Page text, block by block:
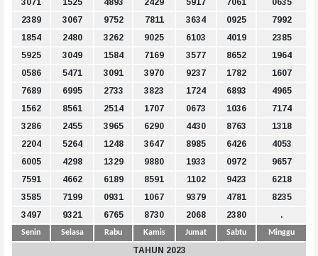
2389
3067 9752 7811 3634 0925
7992
1854
2480 3262 9025 6103 4019
2385
5925
3049 1584 7169 3577 8652
1964
0586
5471 3091 3970 9237 1782
1607
7689
6995 2733 3823 1724 6893
4965
1562
8561 2514 1707 0673 1036
7174
3286
2455 3965 6290 4430 8763
1318
2204
5264 1248 3647 8985 6426
4053
6005
4298 1329 9880 1933 0972
9657
7591
4662 6189 8591 1102 9423
6218
3585
7199 0931 1067 9379 4781
8235
3497
9321 6765 8730 2068 2380 .
Senin Selasa Rabu Kamis Jumat Sabtu Minggu
TAHUN 2023